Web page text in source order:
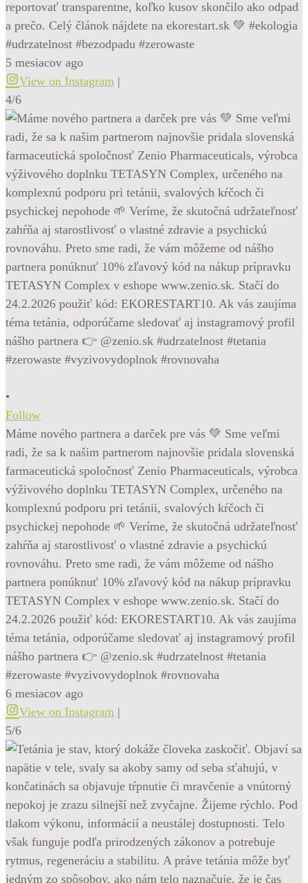
reportovať transparentne, koľko kusov skončilo ako odpad
a prečo. Celý článok nájdete na ekorestart.sk 💚 #ekologia
#udrzatelnost #bezodpadu #zerowaste
5 mesiacov ago
View on Instagram |
4/6
•
Follow
Máme nového partnera a darček pre vás 💚 Sme veľmi
radi, že sa k našim partnerom najnovšie pridala slovenská
farmaceutická spoločnosť Zenio Pharmaceuticals, výrobca
výživového doplnku TETASYN Complex, určeného na
komplexnú podporu pri tetánii, svalových kŕčoch či
psychickej nepohode 🌱 Veríme, že skutočná udržateľnosť
zahŕňa aj starostlivosť o vlastné zdravie a psychickú
rovnováhu. Preto sme radi, že vám môžeme od nášho
partnera ponúknuť 10% zľavový kód na nákup prípravku
TETASYN Complex v eshope www.zenio.sk. Stačí do
24.2.2026 použiť kód: EKORESTART10. Ak vás zaujíma
téma tetánia, odporúčame sledovať aj instagramový profil
nášho partnera 👉 @zenio.sk #udrzatelnost #tetania
#zerowaste #vyzivovydoplnok #rovnovaha
6 mesiacov ago
View on Instagram |
5/6